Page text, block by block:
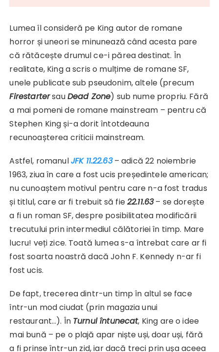
Lumea îl consideră pe King autor de romane
horror și uneori se minunează când acesta pare
că rătăcește drumul ce-i părea destinat. În
realitate, King a scris o mulțime de romane SF,
unele publicate sub pseudonim, altele (precum
FirestartersauDead Zone) sub nume propriu. Fără
a mai pomeni de romane mainstream – pentru că
Stephen King și-a dorit întotdeauna
recunoașterea criticii mainstream.
Astfel, romanulJFK 11.22.63– adică 22 noiembrie
1963, ziua în care a fost ucis președintele american;
nu cunoaștem motivul pentru care n-a fost tradus
și titlul, care ar fi trebuit să fie22.11.63– se dorește
a fi un roman SF, despre posibilitatea modificării
trecutului prin intermediul călătoriei în timp. Mare
lucru! veți zice. Toată lumea s-a întrebat care ar fi
fost soarta noastră dacă John F. Kennedy n-ar fi
fost ucis.
De fapt, trecerea dintr-un timp în altul se face
într-un mod ciudat (prin magazia unui
restaurant…). În Turnul întunecat, King are o idee
mai bună – pe o plajă apar niște uși, doar uși, fără
a fi prinse într-un zid, iar dacă treci prin ușa aceea